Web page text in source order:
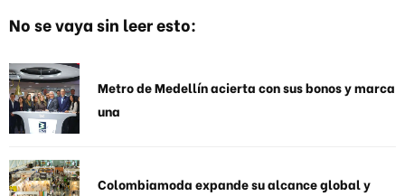
No se vaya sin leer esto:
Metro de Medellín acierta con sus bonos y marca
una
Colombiamoda expande su alcance global y